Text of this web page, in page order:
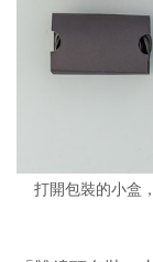
打開包裝的小盒